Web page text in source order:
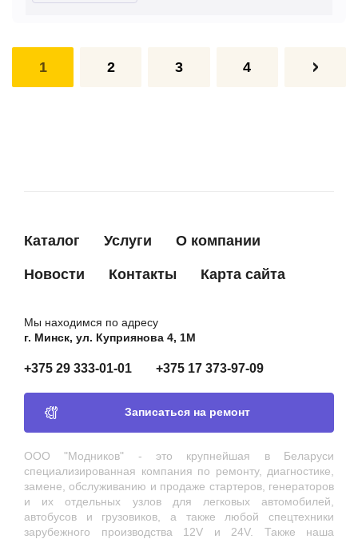
1 2 3 4
Каталог Услуги О компании
Новости Контакты Карта сайта
Мы находимся по адресу
г. Минск, ул. Куприянова 4, 1М
+375 29 333-01-01 +375 17 373-97-09
Записаться на ремонт
ООО "Модников" - это крупнейшая в Беларуси
специализированная компания по ремонту, диагностике,
замене, обслуживанию и продаже стартеров, генераторов
и их отдельных узлов для легковых автомобилей,
автобусов и грузовиков, а также любой спецтехники
зарубежного производства 12V и 24V. Также наша